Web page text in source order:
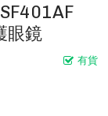
眼鏡
有貨